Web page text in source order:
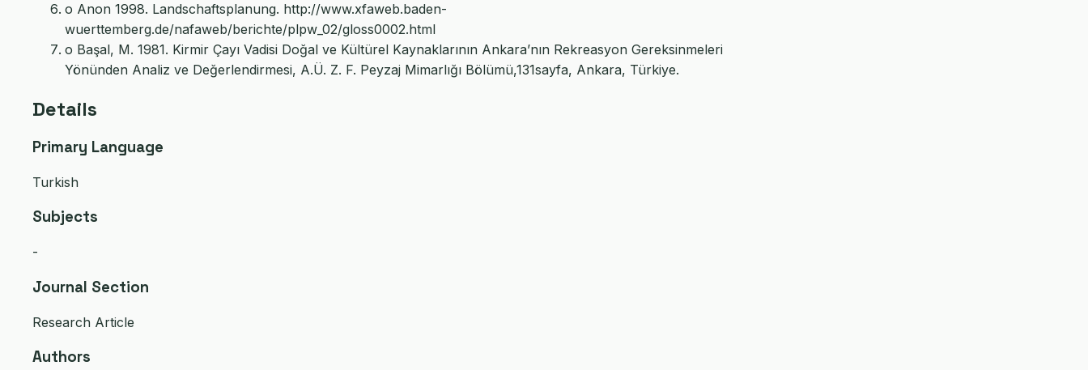
o Anon 1998. Landschaftsplanung. http://www.xfaweb.baden-
wuerttemberg.de/nafaweb/berichte/plpw_02/gloss0002.html
o Başal, M. 1981. Kirmir Çayı Vadisi Doğal ve Kültürel Kaynaklarının Ankara’nın Rekreasyon Gereksinmeleri
Yönünden Analiz ve Değerlendirmesi, A.Ü. Z. F. Peyzaj Mimarlığı Bölümü,131sayfa, Ankara, Türkiye.
Details
Primary Language
Turkish
Subjects
-
Journal Section
Research Article
Authors